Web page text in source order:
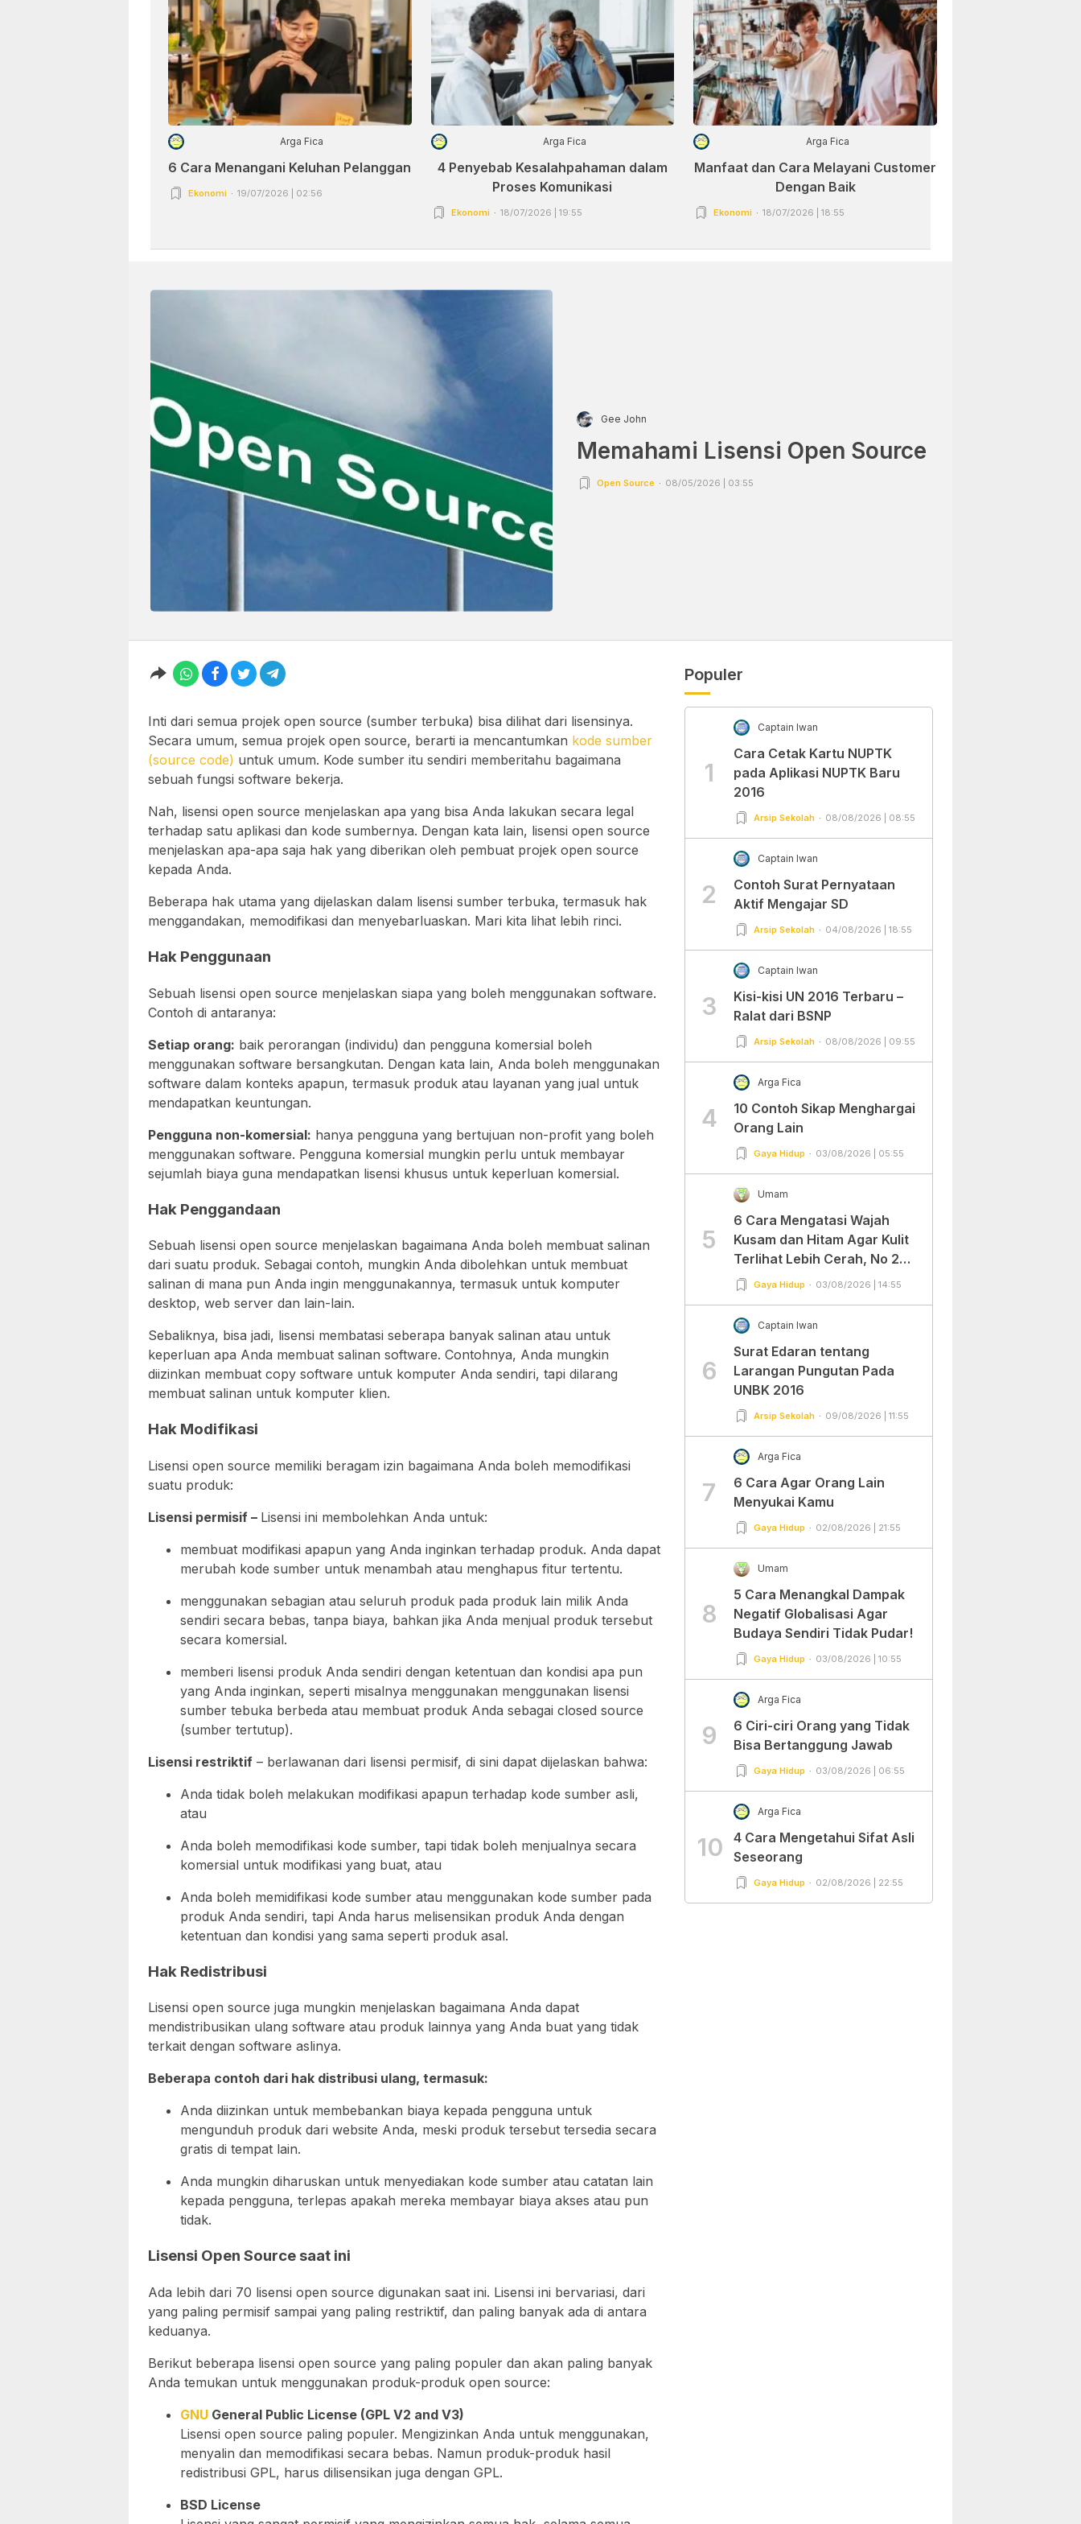
Arga Fica
6 Cara Menangani Keluhan Pelanggan
Ekonomi 19/07/2026 | 02:56
Arga Fica
4 Penyebab Kesalahpahaman dalam
Proses Komunikasi
Ekonomi 18/07/2026 | 19:55
Arga Fica
Manfaat dan Cara Melayani Customer
Dengan Baik
Ekonomi 18/07/2026 | 18:55
Gee John
Memahami Lisensi Open Source
Open Source 08/05/2026 | 03:55
Inti dari semua projek open source (sumber terbuka) bisa dilihat dari lisensinya.
Secara umum, semua projek open source, berarti ia mencantumkan kode sumber
(source code) untuk umum. Kode sumber itu sendiri memberitahu bagaimana
sebuah fungsi software bekerja.
Nah, lisensi open source menjelaskan apa yang bisa Anda lakukan secara legal
terhadap satu aplikasi dan kode sumbernya. Dengan kata lain, lisensi open source
menjelaskan apa-apa saja hak yang diberikan oleh pembuat projek open source
kepada Anda.
Beberapa hak utama yang dijelaskan dalam lisensi sumber terbuka, termasuk hak
menggandakan, memodifikasi dan menyebarluaskan. Mari kita lihat lebih rinci.
Hak Penggunaan
Sebuah lisensi open source menjelaskan siapa yang boleh menggunakan software.
Contoh di antaranya:
Setiap orang: baik perorangan (individu) dan pengguna komersial boleh
menggunakan software bersangkutan. Dengan kata lain, Anda boleh menggunakan
software dalam konteks apapun, termasuk produk atau layanan yang jual untuk
mendapatkan keuntungan.
Pengguna non-komersial: hanya pengguna yang bertujuan non-profit yang boleh
menggunakan software. Pengguna komersial mungkin perlu untuk membayar
sejumlah biaya guna mendapatkan lisensi khusus untuk keperluan komersial.
Hak Penggandaan
Sebuah lisensi open source menjelaskan bagaimana Anda boleh membuat salinan
dari suatu produk. Sebagai contoh, mungkin Anda dibolehkan untuk membuat
salinan di mana pun Anda ingin menggunakannya, termasuk untuk komputer
desktop, web server dan lain-lain.
Sebaliknya, bisa jadi, lisensi membatasi seberapa banyak salinan atau untuk
keperluan apa Anda membuat salinan software. Contohnya, Anda mungkin
diizinkan membuat copy software untuk komputer Anda sendiri, tapi dilarang
membuat salinan untuk komputer klien.
Hak Modifikasi
Lisensi open source memiliki beragam izin bagaimana Anda boleh memodifikasi
suatu produk:
Lisensi permisif – Lisensi ini membolehkan Anda untuk:
membuat modifikasi apapun yang Anda inginkan terhadap produk. Anda dapat
merubah kode sumber untuk menambah atau menghapus fitur tertentu.
menggunakan sebagian atau seluruh produk pada produk lain milik Anda
sendiri secara bebas, tanpa biaya, bahkan jika Anda menjual produk tersebut
secara komersial.
memberi lisensi produk Anda sendiri dengan ketentuan dan kondisi apa pun
yang Anda inginkan, seperti misalnya menggunakan menggunakan lisensi
sumber tebuka berbeda atau membuat produk Anda sebagai closed source
(sumber tertutup).
Lisensi restriktif – berlawanan dari lisensi permisif, di sini dapat dijelaskan bahwa:
Anda tidak boleh melakukan modifikasi apapun terhadap kode sumber asli,
atau
Anda boleh memodifikasi kode sumber, tapi tidak boleh menjualnya secara
komersial untuk modifikasi yang buat, atau
Anda boleh memidifikasi kode sumber atau menggunakan kode sumber pada
produk Anda sendiri, tapi Anda harus melisensikan produk Anda dengan
ketentuan dan kondisi yang sama seperti produk asal.
Hak Redistribusi
Lisensi open source juga mungkin menjelaskan bagaimana Anda dapat
mendistribusikan ulang software atau produk lainnya yang Anda buat yang tidak
terkait dengan software aslinya.
Beberapa contoh dari hak distribusi ulang, termasuk:
Anda diizinkan untuk membebankan biaya kepada pengguna untuk
mengunduh produk dari website Anda, meski produk tersebut tersedia secara
gratis di tempat lain.
Anda mungkin diharuskan untuk menyediakan kode sumber atau catatan lain
kepada pengguna, terlepas apakah mereka membayar biaya akses atau pun
tidak.
Lisensi Open Source saat ini
Ada lebih dari 70 lisensi open source digunakan saat ini. Lisensi ini bervariasi, dari
yang paling permisif sampai yang paling restriktif, dan paling banyak ada di antara
keduanya.
Berikut beberapa lisensi open source yang paling populer dan akan paling banyak
Anda temukan untuk menggunakan produk-produk open source:
GNU General Public License (GPL V2 and V3)
Lisensi open source paling populer. Mengizinkan Anda untuk menggunakan,
menyalin dan memodifikasi secara bebas. Namun produk-produk hasil
redistribusi GPL, harus dilisensikan juga dengan GPL.
BSD License
Populer
1
Captain Iwan
Cara Cetak Kartu NUPTK
pada Aplikasi NUPTK Baru
2016
Arsip Sekolah 08/08/2026 | 08:55
2
Captain Iwan
Contoh Surat Pernyataan
Aktif Mengajar SD
Arsip Sekolah 04/08/2026 | 18:55
3
Captain Iwan
Kisi-kisi UN 2016 Terbaru –
Ralat dari BSNP
Arsip Sekolah 08/08/2026 | 09:55
4
Arga Fica
10 Contoh Sikap Menghargai
Orang Lain
Gaya Hidup 03/08/2026 | 05:55
5
Umam
6 Cara Mengatasi Wajah
Kusam dan Hitam Agar Kulit
Terlihat Lebih Cerah, No 2
Gampang Banget dan Mudah
Gaya Hidup 03/08/2026 | 14:55
6
Captain Iwan
Surat Edaran tentang
Larangan Pungutan Pada
UNBK 2016
Arsip Sekolah 09/08/2026 | 11:55
7
Arga Fica
6 Cara Agar Orang Lain
Menyukai Kamu
Gaya Hidup 02/08/2026 | 21:55
8
Umam
5 Cara Menangkal Dampak
Negatif Globalisasi Agar
Budaya Sendiri Tidak Pudar!
Gaya Hidup 03/08/2026 | 10:55
9
Arga Fica
6 Ciri-ciri Orang yang Tidak
Bisa Bertanggung Jawab
Gaya Hidup 03/08/2026 | 06:55
10
Arga Fica
4 Cara Mengetahui Sifat Asli
Seseorang
Gaya Hidup 02/08/2026 | 22:55